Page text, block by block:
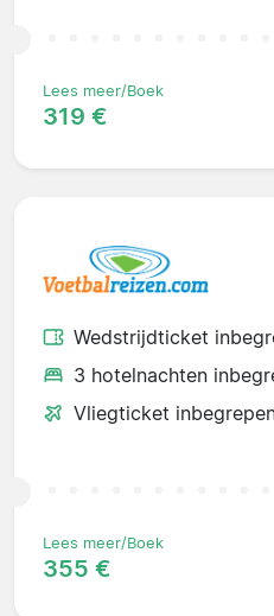
Lees meer/Boek
319 €
Wedstrijdticket
3 hotelnachten
Vliegticket
Lees meer/Boek
355 €